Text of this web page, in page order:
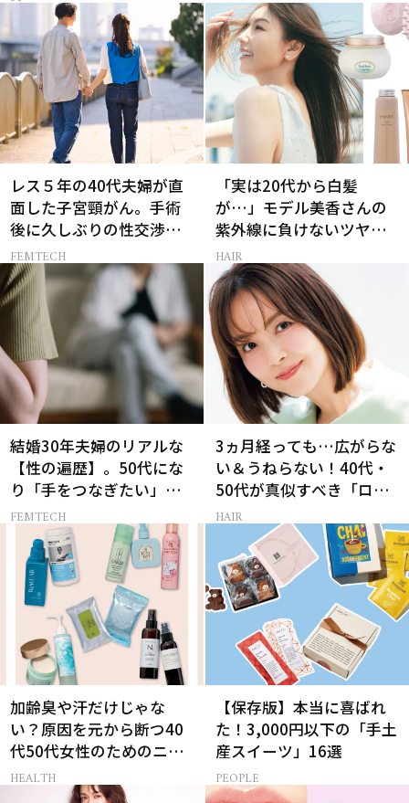
レス５年の40代夫婦が直
面した子宮頸がん。手術
後に久しぶりの性交渉を
試しみたら…
FEMTECH
「実は20代から白髪
が…」モデル美香さんの
紫外線に負けないツヤ美
髪ケア
HAIR
結婚30年夫婦のリアルな
【性の遍歴】。50代にな
り「手をつなぎたい」と
願う理由とは
FEMTECH
3ヵ月経っても…広がらな
い＆うねらない！40代・
50代が真似すべき「ロー
レイヤーボブ」
HAIR
加齢臭や汗だけじゃな
い？原因を元から断つ40
代50代女性のためのニオ
イケア
HEALTH
【保存版】本当に喜ばれ
た！3,000円以下の「手土
産スイーツ」16選
PEOPLE